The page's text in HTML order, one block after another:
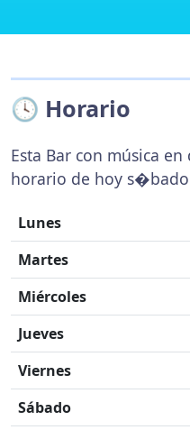
🕓 Horario
Esta Bar con música
horario de hoy
Lunes
Martes
Miércoles
Jueves
Viernes
Sábado